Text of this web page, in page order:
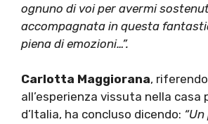
ognuno di voi per avermi
accompagnata in questa
piena di emozioni…”.
Carlotta Maggiorana,
all’esperienza vissuta nella casa
d’Italia, ha concluso dicendo: